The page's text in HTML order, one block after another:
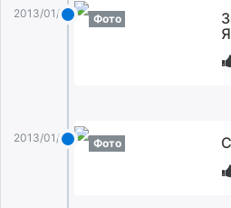
2013/01/27 Фото
2013/01/27 Фото